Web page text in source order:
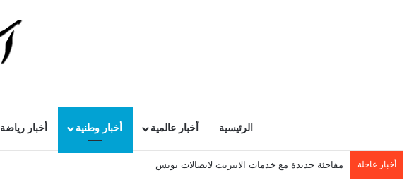
الرئيسية أخبار عالمية أخبار وطنية أخبار رياضة
أخبار عاجلة مفاجئة جديدة مع خدمات الانترنت لاتصالات تونس